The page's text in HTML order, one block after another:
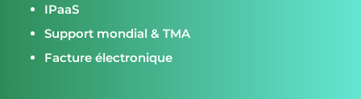
IPaaS
Support mondial & TMA
Facture électronique